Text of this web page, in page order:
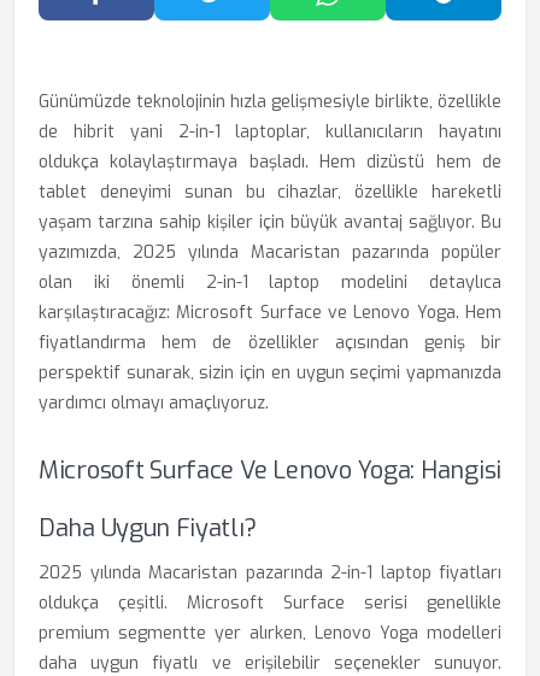
Facebook'ta PaylaşTwitter'da PaylaşWhatsApp'ta Paylaş
Günümüzde teknolojinin hızla gelişmesiyle birlikte, özellikle
de hibrit yani 2-in-1 laptoplar, kullanıcıların hayatını
oldukça kolaylaştırmaya başladı. Hem dizüstü hem de
tablet deneyimi sunan bu cihazlar, özellikle hareketli
yaşam tarzına sahip kişiler için büyük avantaj sağlıyor. Bu
yazımızda, 2025 yılında Macaristan pazarında popüler
olan iki önemli 2-in-1 laptop modelini detaylıca
karşılaştıracağız: Microsoft Surface ve Lenovo Yoga. Hem
fiyatlandırma hem de özellikler açısından geniş bir
perspektif sunarak, sizin için en uygun seçimi yapmanızda
yardımcı olmayı amaçlıyoruz.
Microsoft Surface Ve Lenovo Yoga: Hangisi
Daha Uygun Fiyatlı?
2025 yılında Macaristan pazarında 2-in-1 laptop fiyatları
oldukça çeşitli. Microsoft Surface serisi genellikle
premium segmentte yer alırken, Lenovo Yoga modelleri
daha uygun fiyatlı ve erişilebilir seçenekler sunuyor.